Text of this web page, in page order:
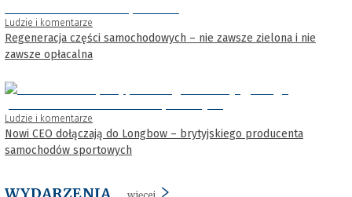
Ludzie i komentarze
Regeneracja części samochodowych – nie zawsze zielona i nie
zawsze opłacalna
Ludzie i komentarze
Nowi CEO dołączają do Longbow – brytyjskiego producenta
samochodów sportowych